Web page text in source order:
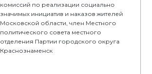
комиссий по реализации социально
значимых инициатив и наказов жителей
Московской области, член Местного
политического совета местного
отделения Партии городского округа
Краснознаменск